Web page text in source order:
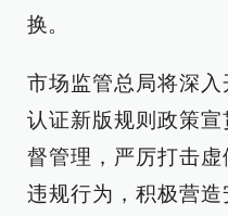
换。
市场监管总局将深入
认证新版规则政策宣
督管理，严厉打击
违规行为，积极营